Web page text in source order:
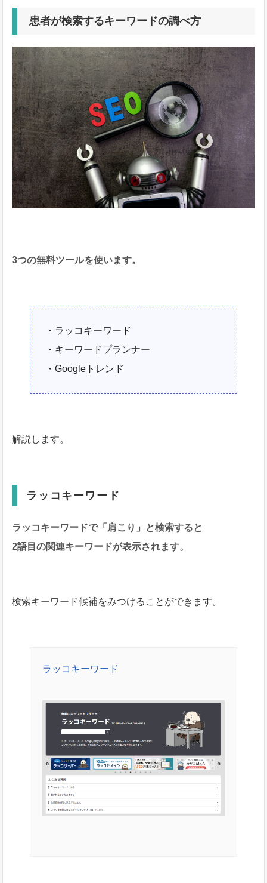
患者が検索するキーワードの調べ方
3つの無料ツールを使います。
・ラッコキーワード
・キーワードプランナー
・Googleトレンド
解説します。
ラッコキーワード
ラッコキーワードで「肩こり」と検索すると
2語目の関連キーワードが表示されます。
検索キーワード候補をみつけることができます。
ラッコキーワード